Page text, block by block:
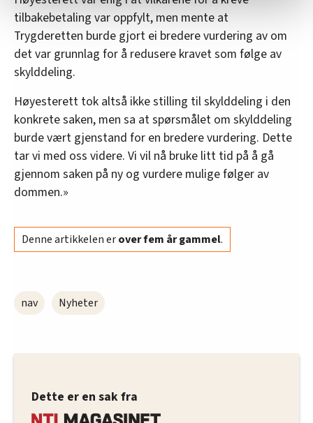
statistikk.
Vi deler bare informasjon om hvordan du bruker
nettstedet med LO Medias egne samarbeidspartnere
innenfor analyse og annonsering. Disse er angitt i
oversikten lengre ned på denne siden.
tilbakebetaling var oppfylt, men mente at
Trygderetten burde gjort ei bredere vurdering av om
det var grunnlag for å redusere kravet som følge av
skylddeling.
Høyesterett tok altså ikke stilling til skylddeling i den
konkrete saken, men sa at spørsmålet om skylddeling
burde vært gjenstand for en bredere vurdering. Dette
tar vi med oss videre. Vi vil nå bruke litt tid på å gå
gjennom saken på ny og vurdere mulige følger av
dommen.»
Denne artikkelen erover fem år gammel.
nav Nyheter
Dette er en sak fra